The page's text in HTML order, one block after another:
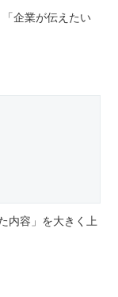
企業が伝えたい
内容」を大きく上